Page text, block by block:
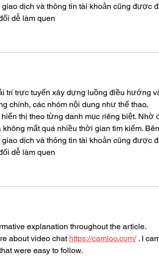
dịch và thông tin tài khoản cũng được
dễ làm quen
trí trực tuyến xây dựng luồng điều hướng
chính, các nhóm nội dung như thể thao,
thị theo từng danh mục riêng biệt. Nhờ
mất quá nhiều thời gian tìm kiếm. Bên
dịch và thông tin tài khoản cũng được
dễ làm quen
explanation throughout the article.
about video chat https://camloo.com/ . I
were easy to follow.